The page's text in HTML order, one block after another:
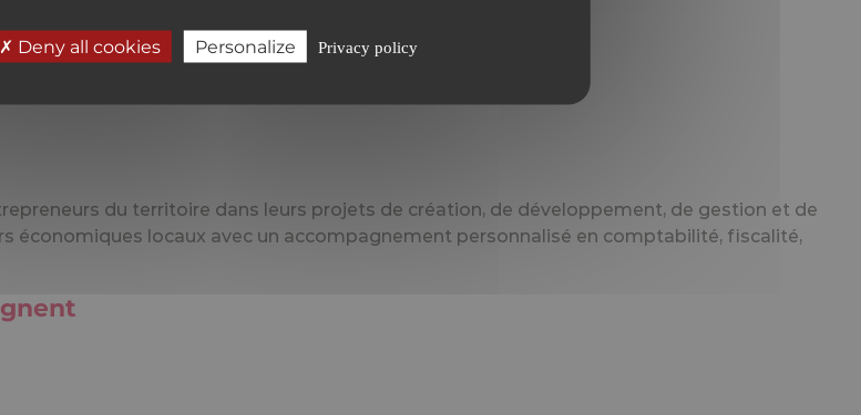
du territoire dans leurs projets de création, de développement, de gestion et de
économiques locaux avec un accompagnement personnalisé en comptabilité, fiscalité,
Deny all cookies Personalize Privacy policy